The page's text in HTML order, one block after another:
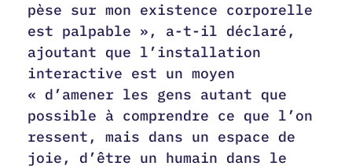
pèse sur mon existence corporelle
est palpable », a-t-il déclaré,
ajoutant que l’installation
interactive est un moyen
« d’amener les gens autant que
possible à comprendre ce que l’on
ressent, mais dans un espace de
joie, d’être un humain dans le